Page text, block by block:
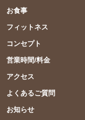
お食事
フィットネス
コンセプト
営業時間/料金
アクセス
よくあるご質問
お知らせ